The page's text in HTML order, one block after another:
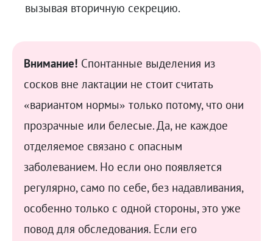
вызывая вторичную секрецию.
Внимание! Спонтанные выделения из
сосков вне лактации не стоит считать
«вариантом нормы» только потому, что они
прозрачные или белесые. Да, не каждое
отделяемое связано с опасным
заболеванием. Но если оно появляется
регулярно, само по себе, без надавливания,
особенно только с одной стороны, это уже
повод для обследования. Если его